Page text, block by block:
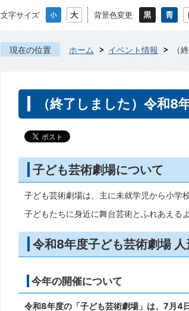
文字サイズ 背景色変更
現在の位置 ホーム イベント情報 （
（終了しました）令和8
子ども芸術劇場について
子ども芸術劇場は、主に未就学児から小学
子どもたちに身近に舞台芸術とふれあえる
令和8年度子ども芸術劇場 人
今年の開催について
令和8年度の「子ども芸術劇場」は、7月4